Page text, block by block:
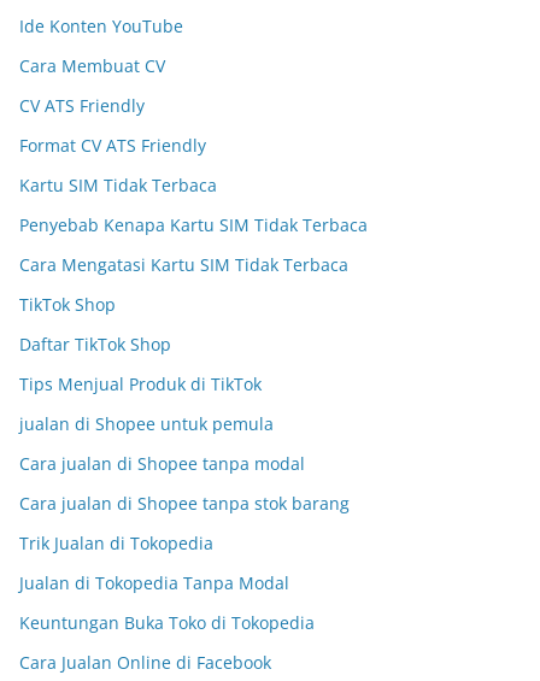
Ide Konten YouTube
Cara Membuat CV
CV ATS Friendly
Format CV ATS Friendly
Kartu SIM Tidak Terbaca
Penyebab Kenapa Kartu SIM Tidak Terbaca
Cara Mengatasi Kartu SIM Tidak Terbaca
TikTok Shop
Daftar TikTok Shop
Tips Menjual Produk di TikTok
jualan di Shopee untuk pemula
Cara jualan di Shopee tanpa modal
Cara jualan di Shopee tanpa stok barang
Trik Jualan di Tokopedia
Jualan di Tokopedia Tanpa Modal
Keuntungan Buka Toko di Tokopedia
Cara Jualan Online di Facebook